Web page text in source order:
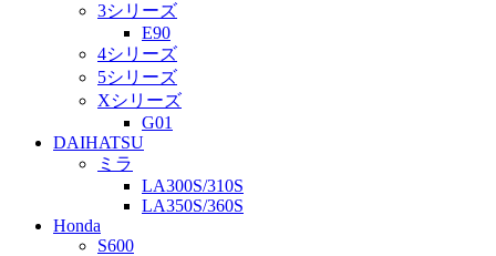
3シリーズ
E90
4シリーズ
5シリーズ
Xシリーズ
G01
DAIHATSU
ミラ
LA300S/310S
LA350S/360S
Honda
S600